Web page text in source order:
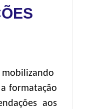
formatação
aos